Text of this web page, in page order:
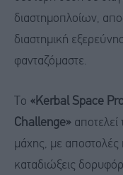
διαστημοπλοίων,
διαστημική
φανταζόμαστε.
Το «Kerbal Space
Challenge» αποτελεί
μάχης, με
καταδιώξεις